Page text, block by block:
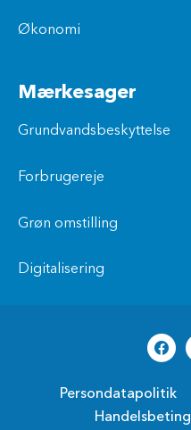
Økonomi
Mærkesager
Grundvandsbeskyttelse
Forbrugereje
Grøn omstilling
Digitalisering
Persondatapolitik